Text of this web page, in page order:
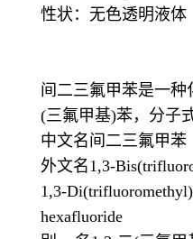
性状：无色透明液体
间二三氟甲苯是一种
(三氟甲基)苯，分子
中文名间二三氟甲苯
外文名1,3-
1,3-
hexafluoride